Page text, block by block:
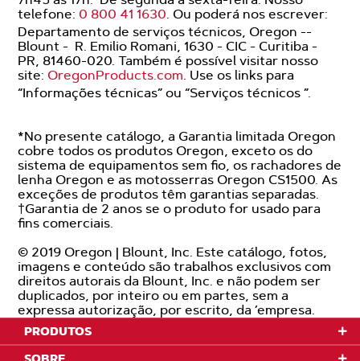
telefone: 0 800 41 1630. Ou poderá nos escrever:
Departamento de serviços técnicos, Oregon --
Blount - R. Emilio Romani, 1630 - CIC - Curitiba -
PR, 81460-020. Também é possível visitar nosso
site: OregonProducts.com. Use os links para
“Informações técnicas” ou “Serviços técnicos ”.
*No presente catálogo, a Garantia limitada Oregon
cobre todos os produtos Oregon, exceto os do
sistema de equipamentos sem fio, os rachadores de
lenha Oregon e as motosserras Oregon CS1500. As
exceções de produtos têm garantias separadas.
†Garantia de 2 anos se o produto for usado para
fins comerciais.
© 2019 Oregon | Blount, Inc. Este catálogo, fotos,
imagens e conteúdo são trabalhos exclusivos com
direitos autorais da Blount, Inc. e não podem ser
duplicados, por inteiro ou em partes, sem a
expressa autorização, por escrito, da ’empresa.
PRODUTOS